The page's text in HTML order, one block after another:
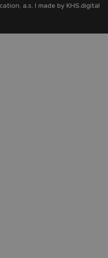
a.s. | made byKHS.digital